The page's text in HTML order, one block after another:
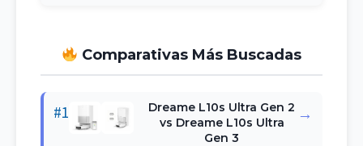
Comparativas Más Buscadas
#1
Dreame L10s Ultra Gen 2
vs Dreame L10s Ultra
Gen 3
→